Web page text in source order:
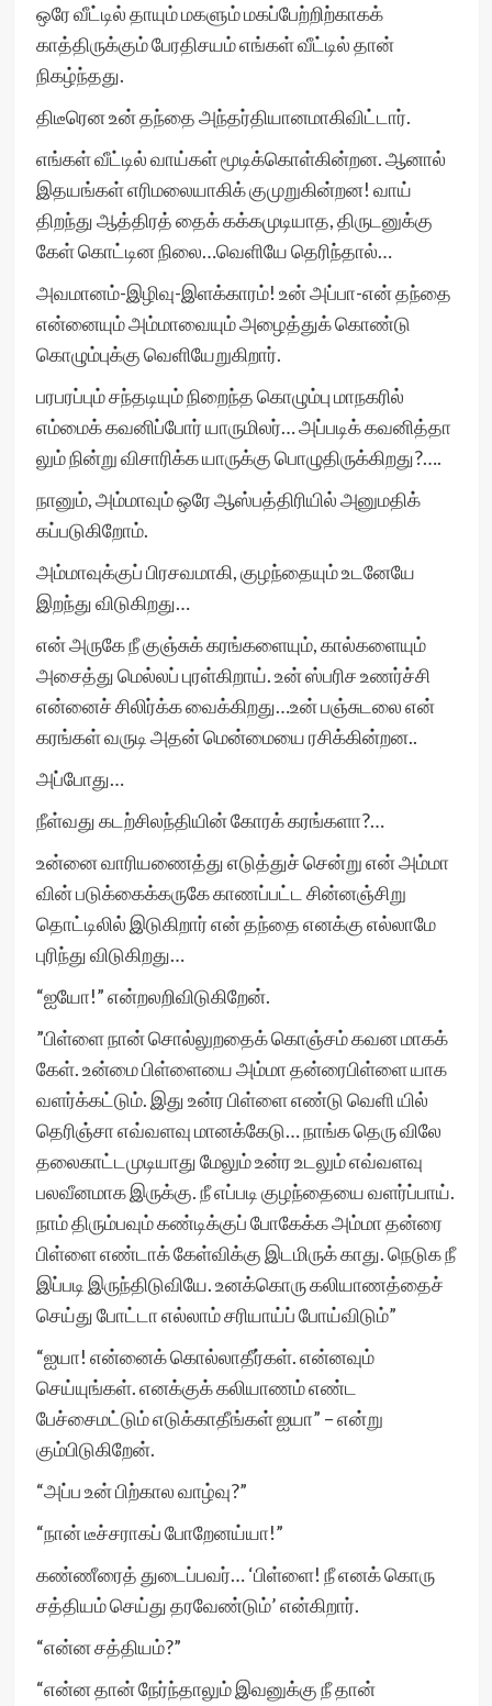
ஒரே வீட்டில் தாயும் மகளும் மகப்பேற்றிற்காகக்
காத்திருக்கும் பேரதிசயம் எங்கள் வீட்டில் தான்
நிகழ்ந்தது.
திடீரென உன் தந்தை அந்தர்தியானமாகிவிட்டார்.
எங்கள் வீட்டில் வாய்கள் மூடிக்கொள்கின்றன. ஆனால்
இதயங்கள் எரிமலையாகிக் குமுறுகின்றன! வாய்
திறந்து ஆத்திரத் தைக் கக்கமுடியாத, திருடனுக்கு
கேள் கொட்டின நிலை…வெளியே தெரிந்தால்…
அவமானம்-இழிவு-இளக்காரம்! உன் அப்பா-என் தந்தை
என்னையும் அம்மாவையும் அழைத்துக் கொண்டு
கொழும்புக்கு வெளியேறுகிறார்.
பரபரப்பும் சந்தடியும் நிறைந்த கொழும்பு மாநகரில்
எம்மைக் கவனிப்போர் யாருமிலர்… அப்படிக் கவனித்தா
லும் நின்று விசாரிக்க யாருக்கு பொழுதிருக்கிறது?….
நானும், அம்மாவும் ஒரே ஆஸ்பத்திரியில் அனுமதிக்
கப்படுகிறோம்.
அம்மாவுக்குப் பிரசவமாகி, குழந்தையும் உடனேயே
இறந்து விடுகிறது…
என் அருகே நீ குஞ்சுக் கரங்களையும், கால்களையும்
அசைத்து மெல்லப் புரள்கிறாய். உன் ஸ்பரிச உணர்ச்சி
என்னைச் சிலிர்க்க வைக்கிறது…உன் பஞ்சுடலை என்
கரங்கள் வருடி அதன் மென்மையை ரசிக்கின்றன..
அப்போது…
நீள்வது கடற்சிலந்தியின் கோரக் கரங்களா?…
உன்னை வாரியணைத்து எடுத்துச் சென்று என் அம்மா
வின் படுக்கைக்கருகே காணப்பட்ட சின்னஞ்சிறு
தொட்டிலில் இடுகிறார் என் தந்தை எனக்கு எல்லாமே
புரிந்து விடுகிறது…
“ஐயோ!” என்றலறிவிடுகிறேன்.
”பிள்ளை நான் சொல்லுறதைக் கொஞ்சம் கவன மாகக்
கேள். உன்மை பிள்ளையை அம்மா தன்ரைபிள்ளை யாக
வளர்க்கட்டும். இது உன்ர பிள்ளை எண்டு வெளி யில்
தெரிஞ்சா எவ்வளவு மானக்கேடு… நாங்க தெரு விலே
தலைகாட்டமுடியாது மேலும் உன்ர உடலும் எவ்வளவு
பலவீனமாக இருக்கு. நீ எப்படி குழந்தையை வளர்ப்பாய்.
நாம் திரும்பவும் கண்டிக்குப் போகேக்க அம்மா தன்ரை
பிள்ளை எண்டாக் கேள்விக்கு இடமிருக் காது. நெடுக நீ
இப்படி இருந்திடுவியே. உனக்கொரு கலியாணத்தைச்
செய்து போட்டா எல்லாம் சரியாய்ப் போய்விடும்”
“ஐயா! என்னைக் கொல்லாதீர்கள். என்னவும்
செய்யுங்கள். எனக்குக் கலியாணம் எண்ட
பேச்சைமட்டும் எடுக்காதீங்கள் ஐயா” – என்று
கும்பிடுகிறேன்.
“அப்ப உன் பிற்கால வாழ்வு?”
“நான் டீச்சராகப் போறேனய்யா!”
கண்ணீரைத் துடைப்பவர்… ‘பிள்ளை! நீ எனக் கொரு
சத்தியம் செய்து தரவேண்டும்’ என்கிறார்.
“என்ன சத்தியம்?”
“என்ன தான் நேர்ந்தாலும் இவனுக்கு நீ தான்